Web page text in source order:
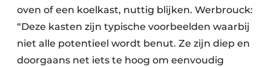
oven of een koelkast, nuttig blijken. Werbrouck:
“Deze kasten zijn typische voorbeelden waarbij
niet alle potentieel wordt benut. Ze zijn diep en
doorgaans net iets te hoog om eenvoudig